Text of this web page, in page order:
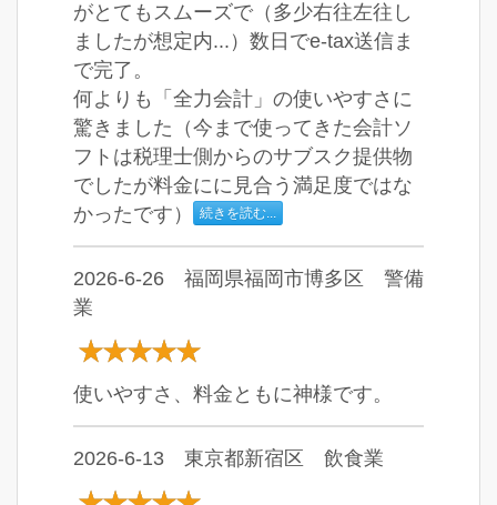
がとてもスムーズで（多少右往左往し
ましたが想定内...）数日でe-tax送信ま
で完了。
何よりも「全力会計」の使いやすさに
驚きました（今まで使ってきた会計ソ
フトは税理士側からのサブスク提供物
でしたが料金にに見合う満足度ではな
かったです）
続きを読む...
2026-6-26 福岡県福岡市博多区 警備
業
使いやすさ、料金ともに神様です。
2026-6-13 東京都新宿区 飲食業